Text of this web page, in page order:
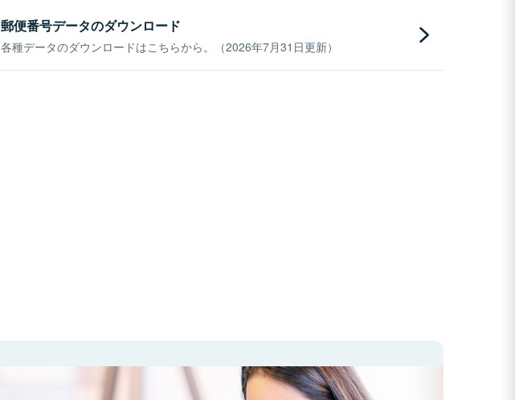
郵便番号データのダウンロード
各種データのダウンロードはこちらから。（2026年7月31日更新）